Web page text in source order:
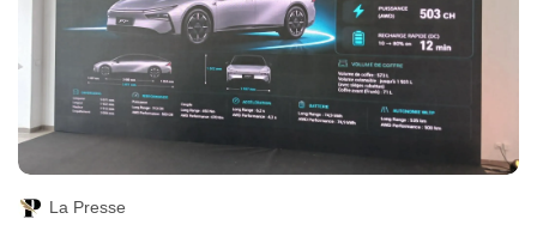
La Presse